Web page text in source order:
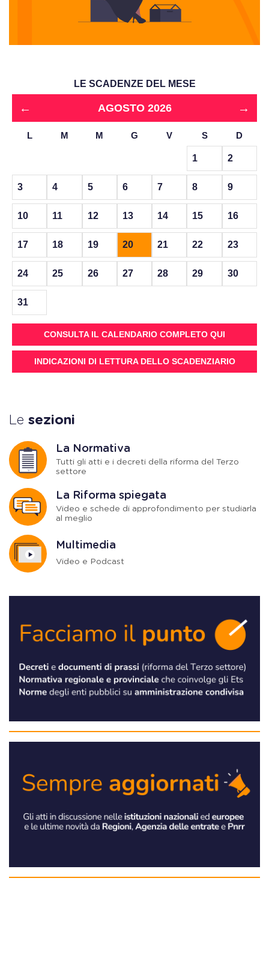
LE SCADENZE DEL MESE
← AGOSTO 2026 →
L M M G V S D
1 2
3 4 5 6 7 8 9
10 11 12 13 14 15 16
17 18 19 20 21 22 23
24 25 26 27 28 29 30
31
CONSULTA IL CALENDARIO COMPLETO QUI
INDICAZIONI DI LETTURA DELLO SCADENZIARIO
Le sezioni
La Normativa
Tutti gli atti e i decreti della riforma del Terzo
settore
La Riforma spiegata
Video e schede di approfondimento per studiarla
al meglio
Multimedia
Video e Podcast